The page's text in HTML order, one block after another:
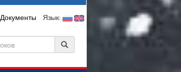
Документы Язык: